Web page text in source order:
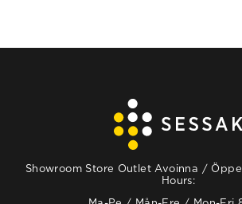
Showroom Store Outlet Avoinna /
Hours: